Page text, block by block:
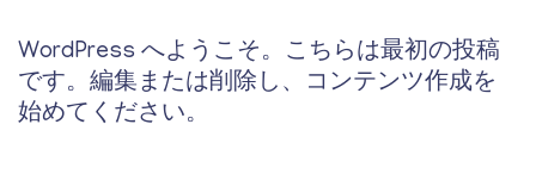
WordPress へようこそ。こちらは最初の投稿
です。編集または削除し、コンテンツ作成を
始めてください。